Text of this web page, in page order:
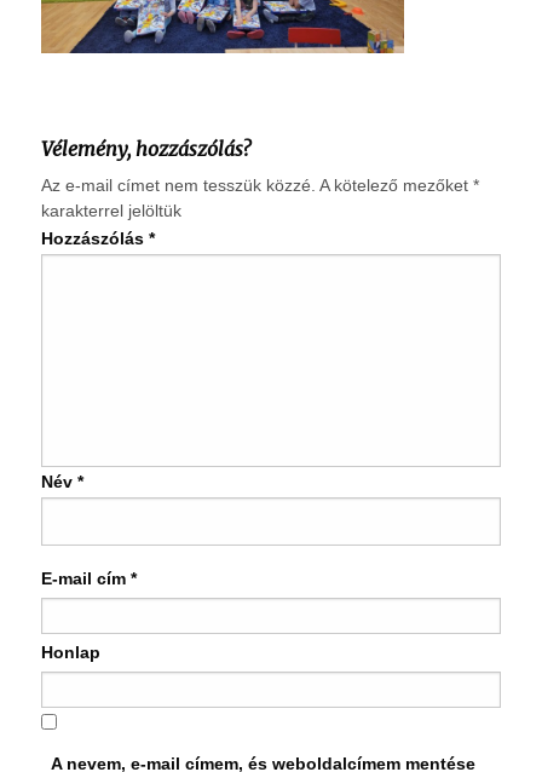
Vélemény, hozzászólás?
Az e-mail címet nem tesszük közzé. A kötelező mezőket *
karakterrel jelöltük
Hozzászólás *
Név *
E-mail cím *
Honlap
A nevem, e-mail címem, és weboldalcímem mentése